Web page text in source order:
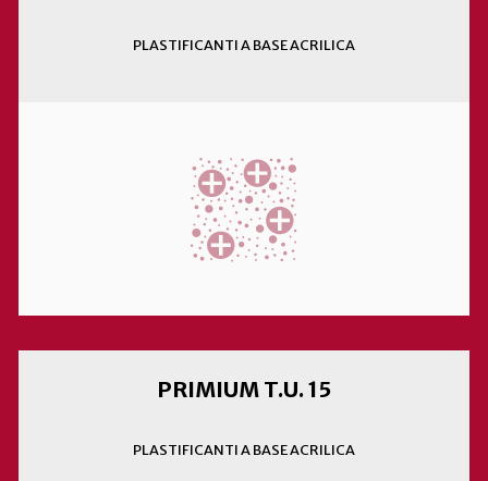
PLASTIFICANTI A BASE ACRILICA
PRIMIUM T.U. 15
PLASTIFICANTI A BASE ACRILICA